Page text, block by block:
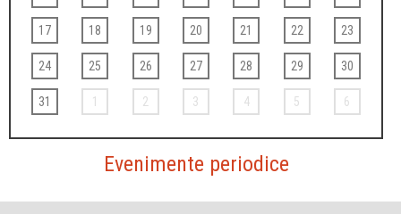
17 18 19 20 21 22 23
24 25 26 27 28 29 30
31 1 2 3 4 5 6
Evenimente periodice